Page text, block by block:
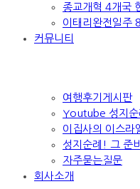
종교개혁 4개국
이태리완전일주
커뮤니티
여행후기게시판
Youtube 성지순
이집사의 이스라
성지순례! 그 준
자주묻는질문
회사소개